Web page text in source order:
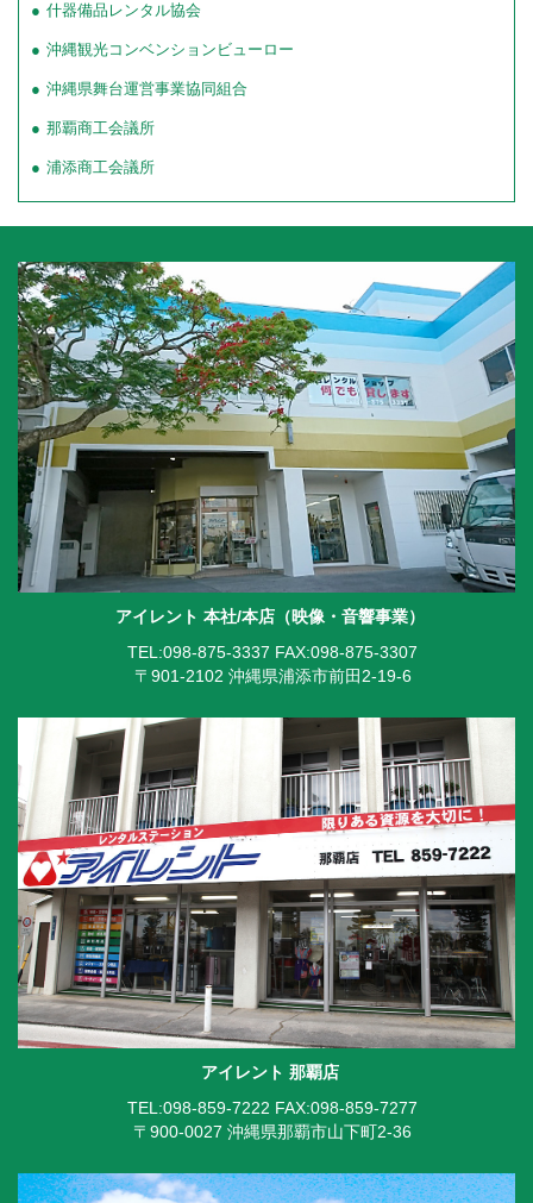
什器備品レンタル協会
沖縄観光コンベンションビューロー
沖縄県舞台運営事業協同組合
那覇商工会議所
浦添商工会議所
アイレント 本社/本店（映像・音響事業）
TEL:098-875-3337 FAX:098-875-3307
〒901-2102 沖縄県浦添市前田2-19-6
アイレント 那覇店
TEL:098-859-7222 FAX:098-859-7277
〒900-0027 沖縄県那覇市山下町2-36